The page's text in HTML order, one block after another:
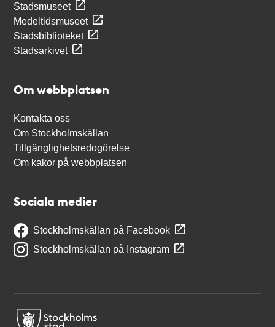
Stadsmuseet
Medeltidsmuseet
Stadsbiblioteket
Stadsarkivet
Om webbplatsen
Kontakta oss
Om Stockholmskällan
Tillgänglighetsredogörelse
Om kakor på webbplatsen
Sociala medier
Stockholmskällan på Facebook
Stockholmskällan på Instagram